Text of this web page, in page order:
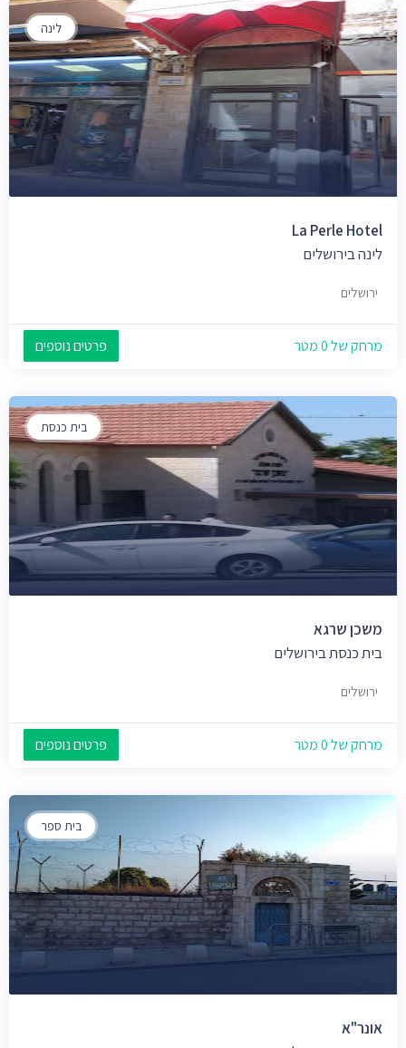
לינה
La Perle Hotel
לינה בירושלים
ירושלים
מרחק של 0 מטר פרטים נוספים
בית כנסת
משכן שרגא
בית כנסת בירושלים
ירושלים
מרחק של 0 מטר פרטים נוספים
בית ספר
אונר"א